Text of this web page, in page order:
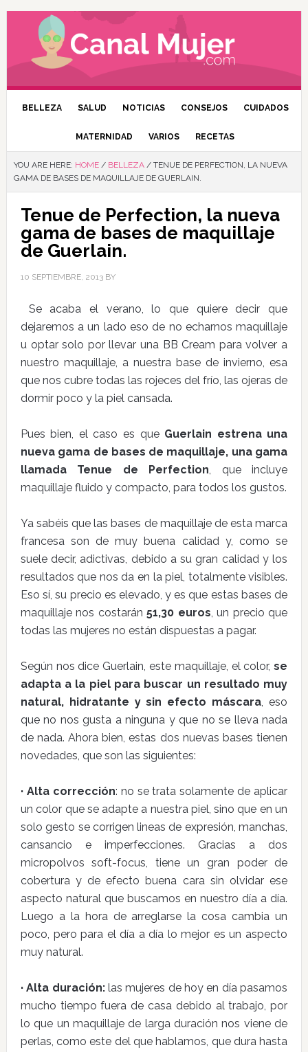
BELLEZA SALUD NOTICIAS CONSEJOS CUIDADOS
MATERNIDAD VARIOS RECETAS
YOU ARE HERE: HOME / BELLEZA /TENUE DE PERFECTION, LA NUEVA
GAMA DE BASES DE MAQUILLAJE DE GUERLAIN.
Tenue de Perfection, la nueva
gama de bases de maquillaje
de Guerlain.
10 SEPTIEMBRE, 2013BY
Se acaba el verano, lo que quiere decir que
dejaremos a un lado eso de no echarnos maquillaje
u optar solo por llevar una BB Cream para volver a
nuestro maquillaje, a nuestra base de invierno, esa
que nos cubre todas las rojeces del frío, las ojeras de
dormir poco y la piel cansada.
Pues bien, el caso es que Guerlain estrena una
nueva gama de bases de maquillaje, una gama
llamada Tenue de Perfection, que incluye
maquillaje fluido y compacto, para todos los gustos.
Ya sabéis que las bases de maquillaje de esta marca
francesa son de muy buena calidad y, como se
suele decir, adictivas, debido a su gran calidad y los
resultados que nos da en la piel, totalmente visibles.
Eso sí, su precio es elevado, y es que estas bases de
maquillaje nos costarán 51,30 euros, un precio que
todas las mujeres no están dispuestas a pagar.
Según nos dice Guerlain, este maquillaje, el color,se
adapta a la piel para buscar un resultado muy
natural, hidratante y sin efecto máscara, eso
que no nos gusta a ninguna y que no se lleva nada
de nada. Ahora bien, estas dos nuevas bases tienen
novedades, que son las siguientes:
· Alta corrección: no se trata solamente de aplicar
un color que se adapte a nuestra piel, sino que en un
solo gesto se corrigen lineas de expresión, manchas,
cansancio e imperfecciones. Gracias a dos
micropolvos soft-focus, tiene un gran poder de
cobertura y de efecto buena cara sin olvidar ese
aspecto natural que buscamos en nuestro día a día.
Luego a la hora de arreglarse la cosa cambia un
poco, pero para el día a día lo mejor es un aspecto
muy natural.
· Alta duración:las mujeres de hoy en día pasamos
mucho tiempo fuera de casa debido al trabajo, por
lo que un maquillaje de larga duración nos viene de
perlas, como este del que hablamos, que dura hasta